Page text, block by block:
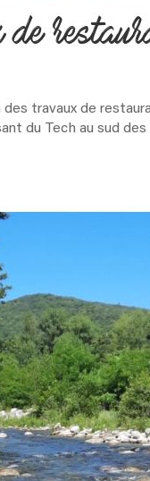
travaux de
du Tech au sud